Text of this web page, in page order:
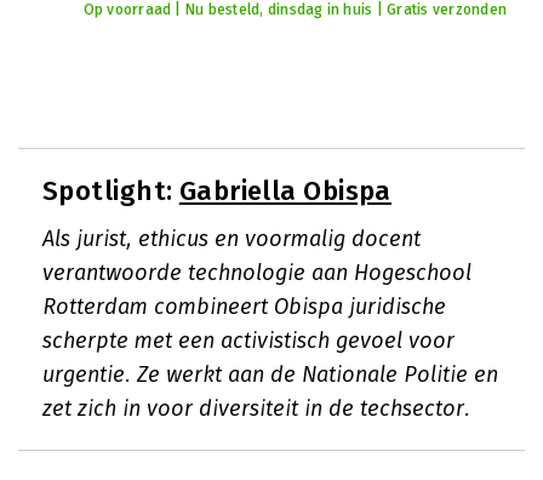
Op voorraad | Nu besteld, dinsdag in huis | Gratis verzonden
Spotlight: Gabriella Obispa
Als jurist, ethicus en voormalig docent
verantwoorde technologie aan Hogeschool
Rotterdam combineert Obispa juridische
scherpte met een activistisch gevoel voor
urgentie. Ze werkt aan de Nationale Politie en
zet zich in voor diversiteit in de techsector.